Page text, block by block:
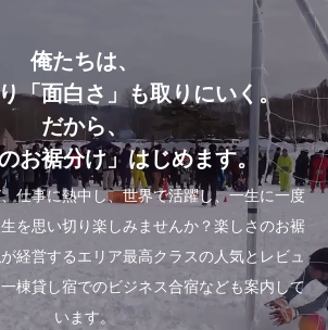
俺たちは、
り「面白さ」も取りにいく。
だから、
お裾分け」はじめます。
仕事に熱中し、世界で活躍し、一生に一度
を思い切り楽しみませんか？楽しさのお裾
経営するエリア最高クラスの人気とレビュ
棟貸し宿でのビジネス合宿なども案内して
います。